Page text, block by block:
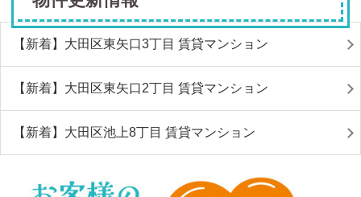
【新着】大田区東矢口3丁目 賃貸マンション
【新着】大田区東矢口2丁目 賃貸マンション
【新着】大田区池上8丁目 賃貸マンション